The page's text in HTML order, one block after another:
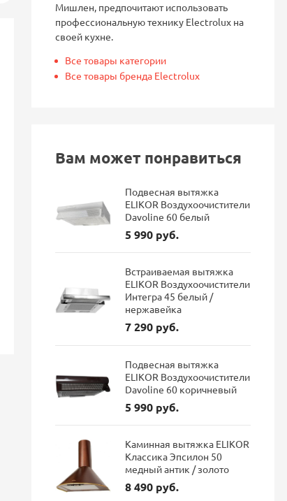
Скидка
Смеситель для кухни Blanco
LANORA-F монтаж перед
окном, однорычажный,
нержавеющая сталь 526179
38 711 руб.
Экономия: 7 373 руб.
Наличие: В наличии
FONTAS II
96 337
Мишлен, предпочитают использовать
профессиональную технику Electrolux на
своей кухне.
Все товары категории
Все товары бренда Electrolux
Вам может понравиться
Подвесная вытяжка
ELIKOR Воздухоочистители
Davoline 60 белый
5 990 руб.
Встраиваемая вытяжка
ELIKOR Воздухоочистители
Интегра 45 белый /
нержавейка
7 290 руб.
Подвесная вытяжка
ELIKOR Воздухоочистители
Davoline 60 коричневый
5 990 руб.
Каминная вытяжка ELIKOR
Классика Эпсилон 50
медный антик / золото
8 490 руб.